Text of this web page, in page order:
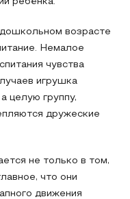
возрасте
Немалое
чувства
игрушка
целую группу,
дружеские
не только в том,
что они
движения